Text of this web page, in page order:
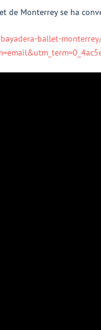
de Monterrey se ha
ballet-